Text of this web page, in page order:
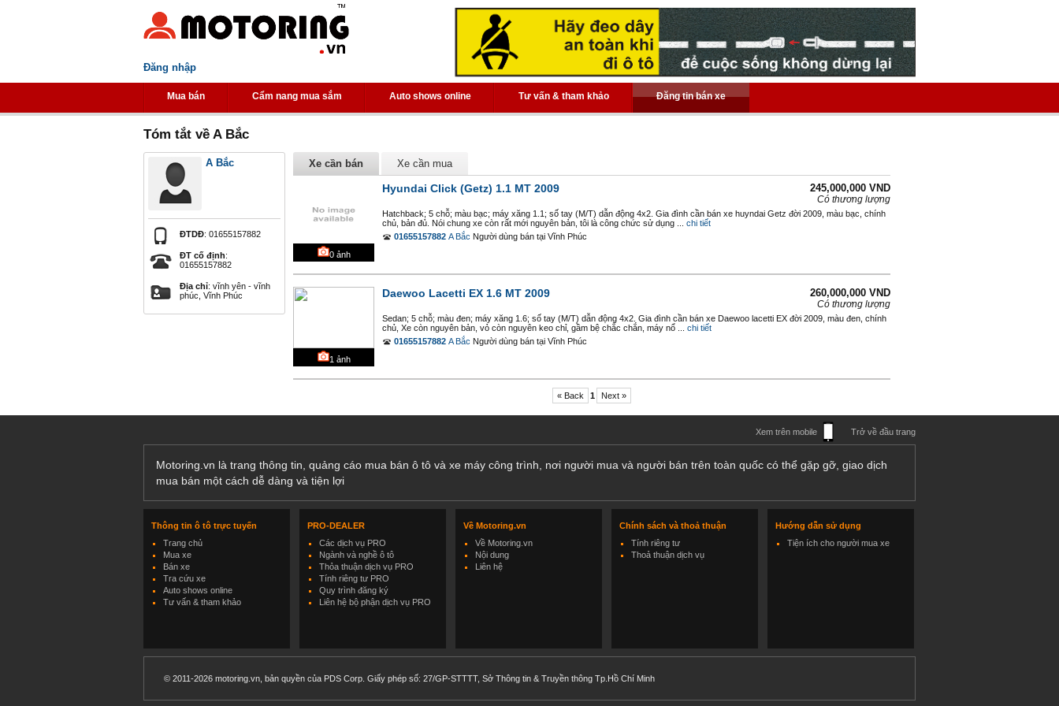
Đăng nhập
Mua bán Cẩm nang mua sắm Auto shows online Tư vấn & tham khảo Đăng tin bán xe
Tóm tắt về A Bắc
A Bắc
ĐTDĐ: 01655157882
ĐT cố định:
01655157882
Địa chỉ: vĩnh yên - vĩnh
phúc, Vĩnh Phúc
Xe cần bán Xe cần mua
0ảnh
Hyundai Click (Getz) 1.1 MT 2009 245,000,000 VND
Có thương lượng
Hatchback; 5 chỗ; màu bạc; máy xăng 1.1; số tay (M/T) dẫn động 4x2. Gia đình cần bán xe huyndai Getz đời 2009, màu bạc, chính
chủ, bản đủ. Nói chung xe còn rất mới nguyên bản, tôi là công chức sử dụng ...
chi tiết
01655157882 A Bắc Người dùng bán tại Vĩnh Phúc
1 ảnh
Daewoo Lacetti EX 1.6 MT 2009 260,000,000 VND
Có thương lượng
Sedan; 5 chỗ; màu đen; máy xăng 1.6; số tay (M/T) dẫn động 4x2. Gia đình cần bán xe Daewoo lacetti EX đời 2009, màu đen, chính
chủ, Xe còn nguyên bản, vỏ còn nguyên keo chỉ, gầm bệ chắc chắn, máy nổ ...
chi tiết
01655157882 A Bắc Người dùng bán tại Vĩnh Phúc
« Back 1 Next »
Xem trên mobile Trở về đầu trang
Motoring.vn là trang thông tin, quảng cáo mua bán ô tô và xe máy công trình, nơi người mua và người bán trên toàn quốc có thể gặp gỡ, giao dịch
mua bán một cách dễ dàng và tiện lợi
Thông tin ô tô trực tuyến
Trang chủ
Mua xe
Bán xe
Tra cứu xe
Auto shows online
Tư vấn & tham khảo
PRO-DEALER
Các dịch vụ PRO
Ngành và nghề ô tô
Thỏa thuận dịch vụ PRO
Tính riêng tư PRO
Quy trình đăng ký
Liên hệ bộ phận dịch vụ PRO
Về Motoring.vn
Về Motoring.vn
Nội dung
Liên hệ
Chính sách và thoả thuận
Tính riêng tư
Thoả thuận dịch vụ
Hướng dẫn sử dụng
Tiện ích cho người mua xe
© 2011-2026 motoring.vn, bản quyền của PDS Corp. Giấy phép số: 27/GP-STTTT, Sở Thông tin & Truyền thông Tp.Hồ Chí Minh